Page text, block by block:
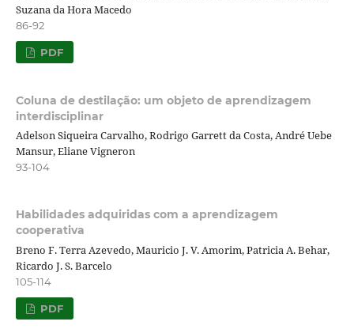
Suzana da Hora Macedo
86-92
PDF
Coluna de destilação: um objeto de aprendizagem
interdisciplinar
Adelson Siqueira Carvalho, Rodrigo Garrett da Costa, André Uebe
Mansur, Eliane Vigneron
93-104
Habilidades adquiridas com a aprendizagem
cooperativa
Breno F. Terra Azevedo, Mauricio J. V. Amorim, Patricia A. Behar,
Ricardo J. S. Barcelo
105-114
PDF